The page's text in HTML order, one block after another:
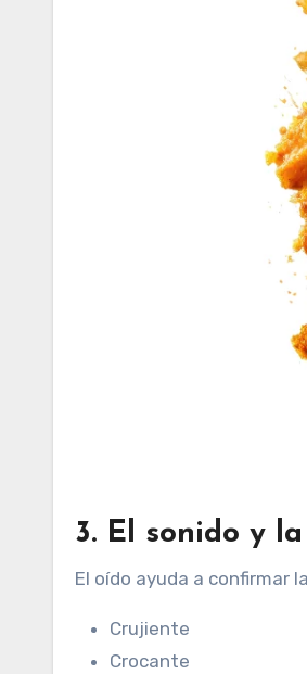
3. El sonido y
El oído ayuda a confirmar
Crujiente
Crocante